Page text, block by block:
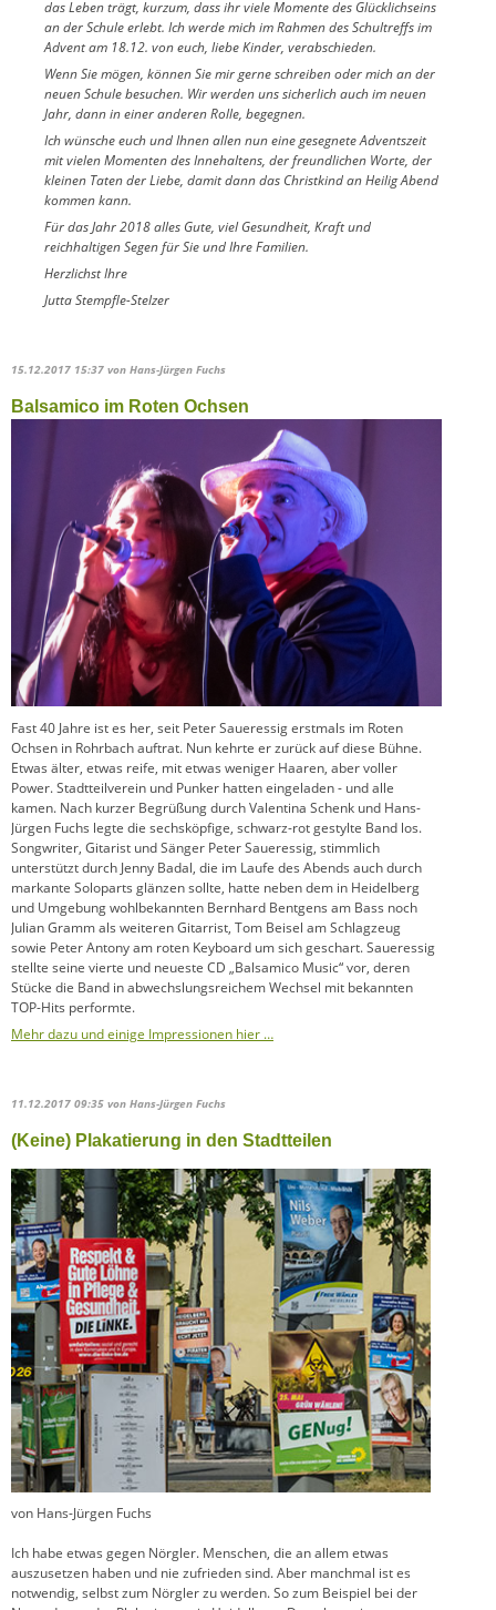
das Leben trägt, kurzum, dass ihr viele Momente des Glücklichseins
an der Schule erlebt. Ich werde mich im Rahmen des Schultreffs im
Advent am 18.12. von euch, liebe Kinder, verabschieden.
Wenn Sie mögen, können Sie mir gerne schreiben oder mich an der
neuen Schule besuchen. Wir werden uns sicherlich auch im neuen
Jahr, dann in einer anderen Rolle, begegnen.
Ich wünsche euch und Ihnen allen nun eine gesegnete Adventszeit
mit vielen Momenten des Innehaltens, der freundlichen Worte, der
kleinen Taten der Liebe, damit dann das Christkind an Heilig Abend
kommen kann.
Für das Jahr 2018 alles Gute, viel Gesundheit, Kraft und
reichhaltigen Segen für Sie und Ihre Familien.
Herzlichst Ihre
Jutta Stempfle-Stelzer
15.12.2017 15:37 von Hans-Jürgen Fuchs
Balsamico im Roten Ochsen
Fast 40 Jahre ist es her, seit Peter Saueressig erstmals im Roten
Ochsen in Rohrbach auftrat. Nun kehrte er zurück auf diese Bühne.
Etwas älter, etwas reife, mit etwas weniger Haaren, aber voller
Power. Stadtteilverein und Punker hatten eingeladen - und alle
kamen. Nach kurzer Begrüßung durch Valentina Schenk und Hans-
Jürgen Fuchs legte die sechsköpfige, schwarz-rot gestylte Band los.
Songwriter, Gitarist und Sänger Peter Saueressig, stimmlich
unterstützt durch Jenny Badal, die im Laufe des Abends auch durch
markante Soloparts glänzen sollte, hatte neben dem in Heidelberg
und Umgebung wohlbekannten Bernhard Bentgens am Bass noch
Julian Gramm als weiteren Gitarrist, Tom Beisel am Schlagzeug
sowie Peter Antony am roten Keyboard um sich geschart. Saueressig
stellte seine vierte und neueste CD „Balsamico Music“ vor, deren
Stücke die Band in abwechslungsreichem Wechsel mit bekannten
TOP-Hits performte.
Mehr dazu und einige Impressionen hier …
11.12.2017 09:35 von Hans-Jürgen Fuchs
(Keine) Plakatierung in den Stadtteilen
von Hans-Jürgen Fuchs
Ich habe etwas gegen Nörgler. Menschen, die an allem etwas
auszusetzen haben und nie zufrieden sind. Aber manchmal ist es
notwendig, selbst zum Nörgler zu werden. So zum Beispiel bei der